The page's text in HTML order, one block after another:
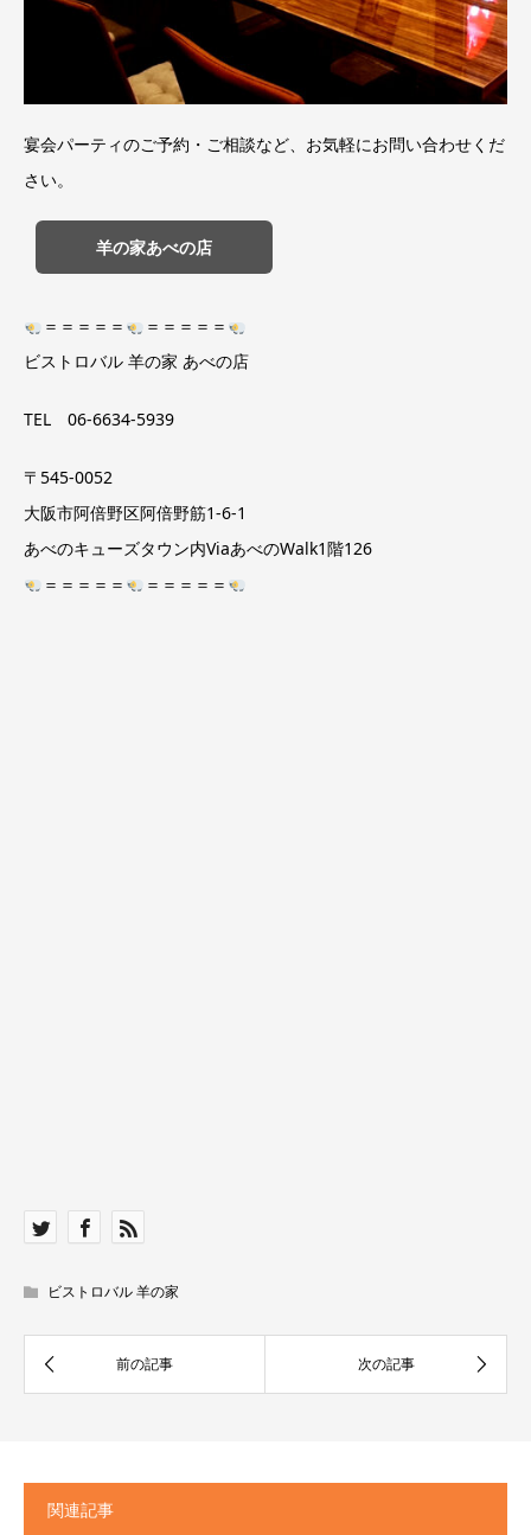
宴会パーティのご予約・ご相談など、お気軽にお問い合わせくだ
さい。
羊の家あべの店
＝＝＝＝＝
＝＝＝＝＝
ビストロバル 羊の家 あべの店
TEL 06-6634-5939
〒545-0052
大阪市阿倍野区阿倍野筋1-6-1
あべのキューズタウン内ViaあべのWalk1階126
＝＝＝＝＝
＝＝＝＝＝
ビストロバル 羊の家
関連記事